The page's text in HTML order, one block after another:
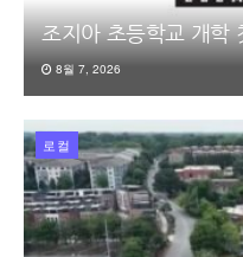
조지아 초등학교 개학
8월 7, 2026
로컬